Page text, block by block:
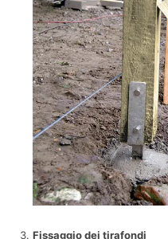
Fissaggio dei tirafondi